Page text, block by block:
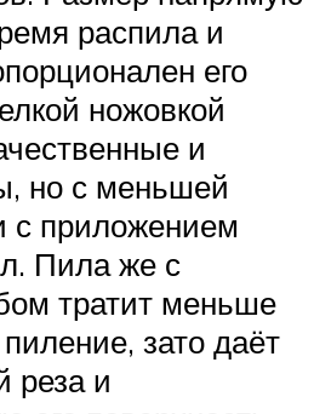
распила и
его
ножовкой
и
но с меньшей
с приложением
Пила же с
тратит меньше
зато даёт
реза и